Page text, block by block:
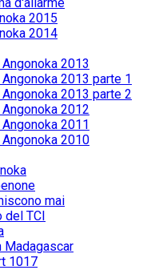
2015
2014
2013
2013 parte 1
2013 parte 2
2012
2011
2010
mai
del TCI
Madagascar
1017